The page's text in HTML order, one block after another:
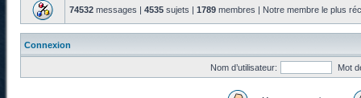
74532 messages | 4535 sujets | 1789 membres | Notre membre le plus
Connexion
Nom d’utilisateur: Mot